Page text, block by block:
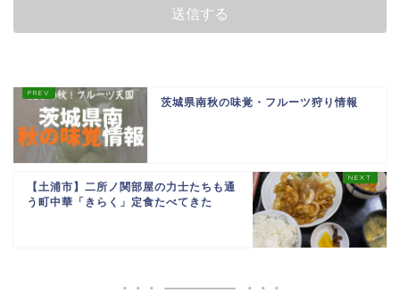
茨城県南秋の味覚・フルーツ狩り情報
【土浦市】二所ノ関部屋の力士たちも通
う町中華「きらく」定食たべてきた